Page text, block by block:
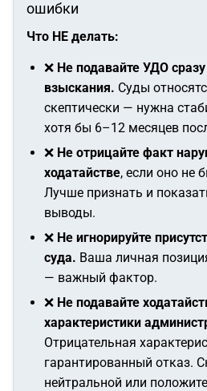
ошибки
Что НЕ делать:
❌ Не подавайте УДО
взыскания. Суды
скептически — нужна
хотя бы 6–12 месяцев
❌ Не отрицайте факт
ходатайстве, если оно не
Лучше признать и
выводы.
❌ Не игнорируйте
суда. Ваша личная
— важный фактор.
❌ Не подавайте
характеристики
Отрицательная
гарантированный отказ.
нейтральной или